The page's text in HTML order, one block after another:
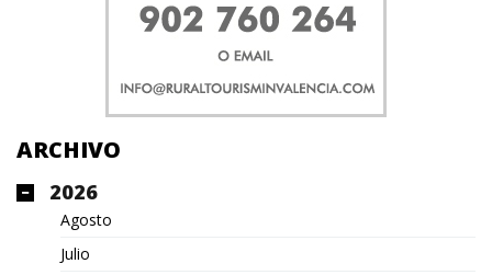
ARCHIVO
2026
Agosto
Julio